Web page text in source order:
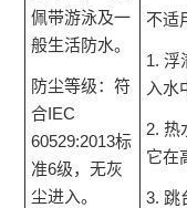
佩带游泳及一
般生活防水。
防尘等级：符
合IEC
60529:2013标
准6级，无灰
尘进入。
不适
1. 浮
入水
2. 热
它在
3. 跳